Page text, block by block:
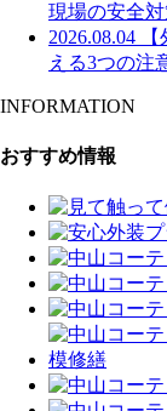
現場の安全対
2026.08.04
える3つの注
INFORMATION
おすすめ情報